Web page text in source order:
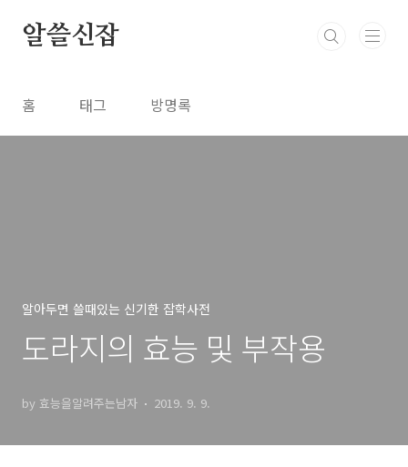
알쓸신잡
홈 태그 방명록
알아두면 쓸때있는 신기한 잡학사전
도라지의 효능 및 부작용
by 효능을알려주는남자 2019. 9. 9.